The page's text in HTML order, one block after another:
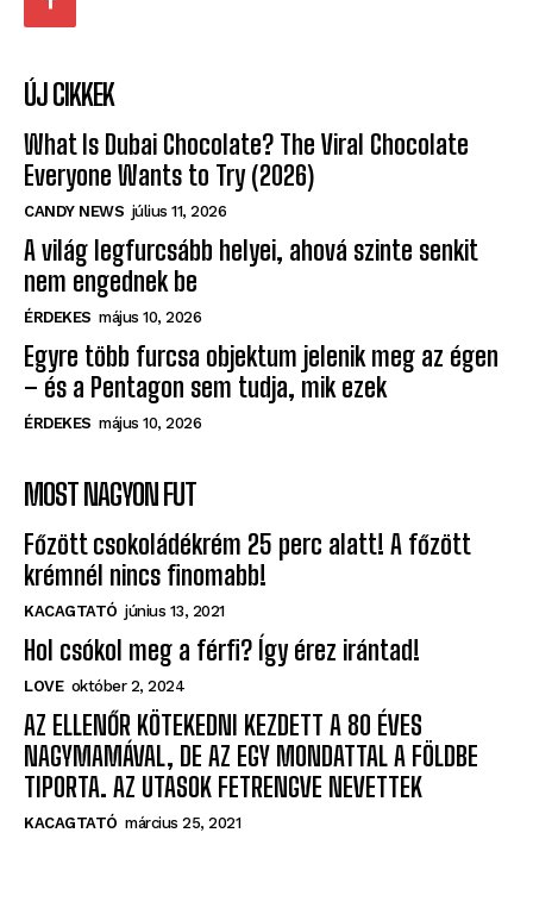
ÚJ CIKKEK
What Is Dubai Chocolate? The Viral Chocolate
Everyone Wants to Try (2026)
CANDY NEWS július 11, 2026
A világ legfurcsább helyei, ahová szinte senkit
nem engednek be
ÉRDEKES május 10, 2026
Egyre több furcsa objektum jelenik meg az égen
– és a Pentagon sem tudja, mik ezek
ÉRDEKES május 10, 2026
MOST NAGYON FUT
Főzött csokoládékrém 25 perc alatt! A főzött
krémnél nincs finomabb!
KACAGTATÓ június 13, 2021
Hol csókol meg a férfi? Így érez irántad!
LOVE október 2, 2024
AZ ELLENŐR KÖTEKEDNI KEZDETT A 80 ÉVES
NAGYMAMÁVAL, DE AZ EGY MONDATTAL A FÖLDBE
TIPORTA. AZ UTASOK FETRENGVE NEVETTEK
KACAGTATÓ március 25, 2021